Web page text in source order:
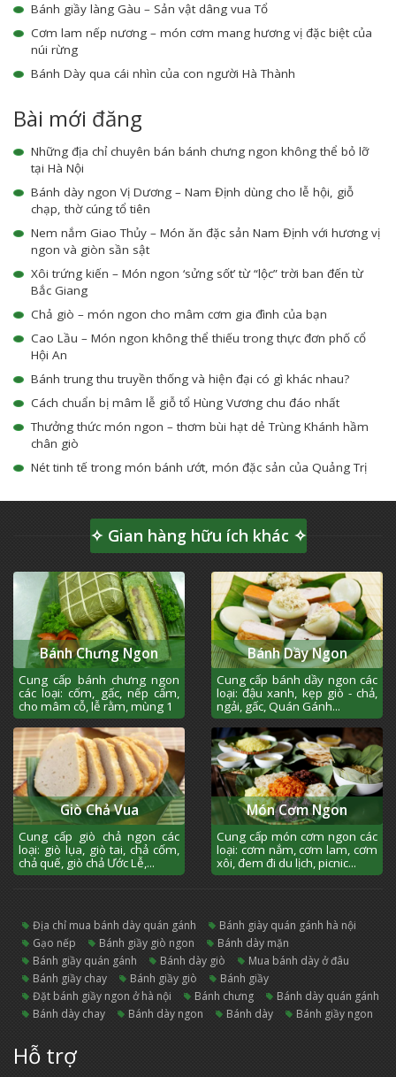
Bánh giầy làng Gàu – Sản vật dâng vua Tổ
Cơm lam nếp nương – món cơm mang hương vị đặc biệt của
núi rừng
Bánh Dày qua cái nhìn của con người Hà Thành
Bài mới đăng
Những địa chỉ chuyên bán bánh chưng ngon không thể bỏ lỡ
tại Hà Nội
Bánh dày ngon Vị Dương – Nam Định dùng cho lễ hội, giỗ
chạp, thờ cúng tổ tiên
Nem nắm Giao Thủy – Món ăn đặc sản Nam Định với hương vị
ngon và giòn sần sật
Xôi trứng kiến – Món ngon ‘sửng sốt’ từ “lộc” trời ban đến từ
Bắc Giang
Chả giò – món ngon cho mâm cơm gia đình của bạn
Cao Lầu – Món ngon không thể thiếu trong thực đơn phố cổ
Hội An
Bánh trung thu truyền thống và hiện đại có gì khác nhau?
Cách chuẩn bị mâm lễ giỗ tổ Hùng Vương chu đáo nhất
Thưởng thức món ngon – thơm bùi hạt dẻ Trùng Khánh hầm
chân giò
Nét tinh tế trong món bánh ướt, món đặc sản của Quảng Trị
✧ Gian hàng hữu ích khác ✧
Bánh Chưng Ngon
Cung cấp bánh chưng ngon
các loại: cốm, gấc, nếp cẩm,
cho mâm cỗ, lễ rằm, mùng 1
Bánh Dầy Ngon
Cung cấp bánh dầy ngon các
loại: đậu xanh, kẹp giò - chả,
ngải, gấc, Quán Gánh...
Giò Chả Vua
Cung cấp giò chả ngon các
loại: giò lụa, giò tai, chả cốm,
chả quế, giò chả Ước Lễ,...
Món Cơm Ngon
Cung cấp món cơm ngon các
loại: cơm nắm, cơm lam, cơm
xôi, đem đi du lịch, picnic...
địa chỉ mua bánh dày quán gánh
bánh giày quán gánh hà nội
gạo nếp
bánh giầy giò ngon
bánh dày mặn
bánh giầy quán gánh
bánh dày giò
mua bánh dày ở đâu
bánh giầy chay
bánh giầy giò
bánh giầy
đặt bánh giầy ngon ở hà nội
bánh chưng
bánh dày quán gánh
bánh dày chay
bánh dày ngon bánh dày bánh giầy ngon
Hỗ trợ